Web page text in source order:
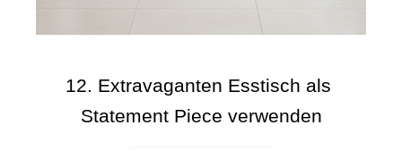
12. Extravaganten Esstisch als
Statement Piece verwenden